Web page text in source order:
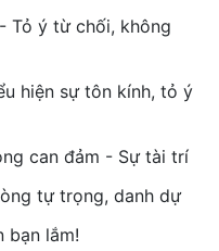
Tỏ ý từ chối, không
hiện sự tôn kính, tỏ ý
can đảm - Sự tài trí
tự trọng, danh dự
bạn lắm!